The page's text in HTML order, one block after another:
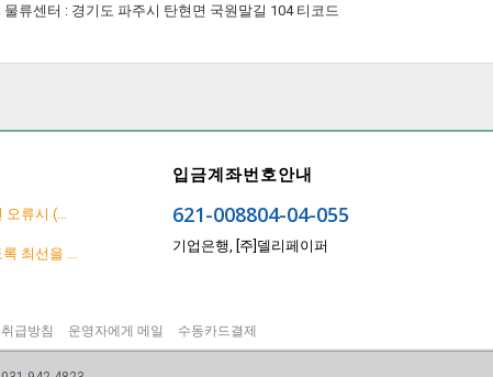
류센터 : 경기도 파주시 탄현면 국원말길 104 티코드
류시 (...
최선을 ...
입금계좌번호안내
621-008804-04-055
기업은행, [주]델리페이퍼
급방침 운영자에게 메일 수동카드결제